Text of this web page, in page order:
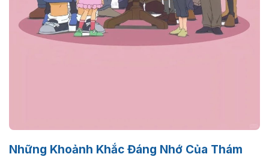
Những Khoảnh Khắc Đáng Nhớ Của Thám